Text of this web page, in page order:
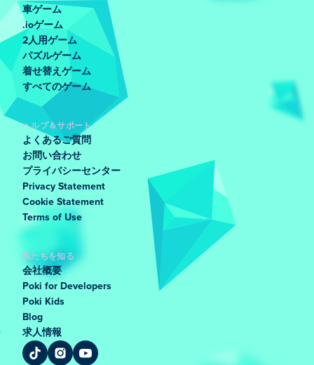
車ゲーム
.ioゲーム
2人用ゲーム
パズルゲーム
着せ替えゲーム
すべてのゲーム
ヘルプ＆サポート
よくあるご質問
お問い合わせ
プライバシーセンター
Privacy Statement
Cookie Statement
Terms of Use
私たちを知る
会社概要
Poki for Developers
Poki Kids
Blog
求人情報